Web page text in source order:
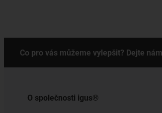
Co pro vás můžeme vylepšit? Dejte
O společnosti igus®